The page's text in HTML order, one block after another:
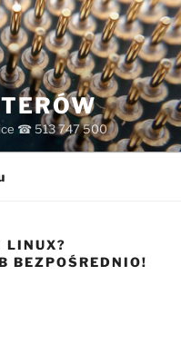
☎ 513 747 500
LINUX?
BEZPOŚREDNIO!